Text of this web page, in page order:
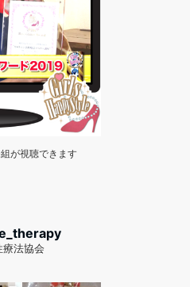
が視聴できます
法協会